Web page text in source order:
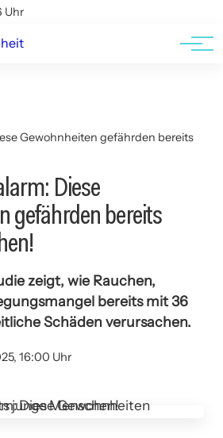
Uhr
Gewohnheiten gefährden bereits
Diese
gefährden bereits
zeigt, wie Rauchen,
bereits mit 36
Schäden verursachen.
16:00 Uhr